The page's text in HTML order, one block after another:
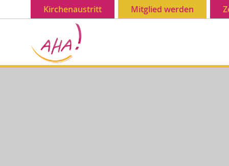
Kirchenaustritt Mitglied werden